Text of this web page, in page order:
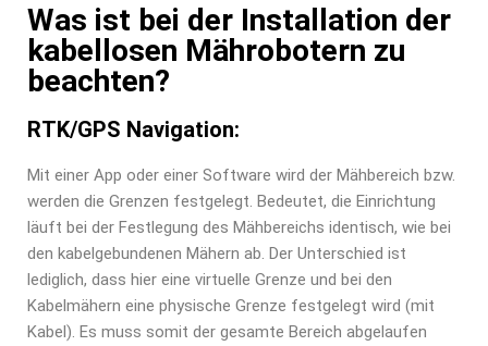
Was ist bei der Installation der
kabellosen Mährobotern zu
beachten?
RTK/GPS Navigation:
Mit einer App oder einer Software wird der Mähbereich bzw.
werden die Grenzen festgelegt. Bedeutet, die Einrichtung
läuft bei der Festlegung des Mähbereichs identisch, wie bei
den kabelgebundenen Mähern ab. Der Unterschied ist
lediglich, dass hier eine virtuelle Grenze und bei den
Kabelmähern eine physische Grenze festgelegt wird (mit
Kabel). Es muss somit der gesamte Bereich abgelaufen